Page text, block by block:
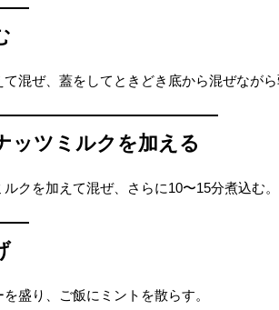
て混ぜ、蓋をしてときどき底から混ぜながら
ッツミルクを加える
クを加えて混ぜ、さらに10〜15分煮込む。
盛り、ご飯にミントを散らす。